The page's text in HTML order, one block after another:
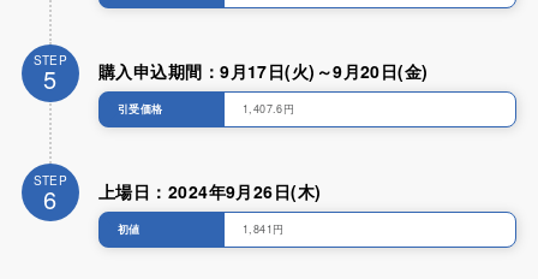
STEP
5 購入申込期間：9月17日(火)～9月20日(金)
引受価格 1,407.6円
STEP
6 上場日：2024年9月26日(木)
初値 1,841円